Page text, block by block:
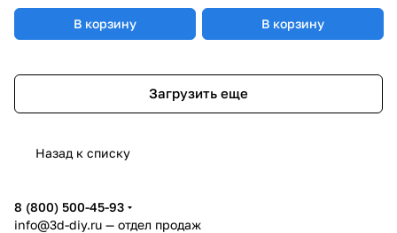
В корзину В корзину
Загрузить еще
Назад к списку
8 (800) 500-45-93
info@3d-diy.ru — отдел продаж